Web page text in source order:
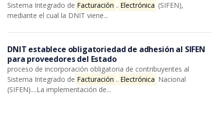
Sistema Integrado de Facturación ... Electrónica (SIFEN),
mediante el cual la DNIT viene...
DNIT establece obligatoriedad de adhesión al SIFEN
para proveedores del Estado
proceso de incorporación obligatoria de contribuyentes al
Sistema Integrado de Facturación ... Electrónica Nacional
(SIFEN)....La implementación de...